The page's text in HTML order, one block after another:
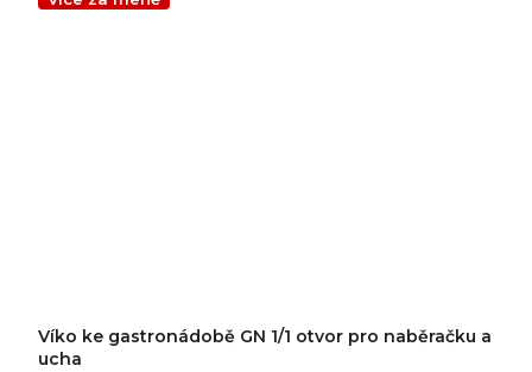
Víko ke gastronádobě GN 1/1 otvor pro naběračku a
ucha